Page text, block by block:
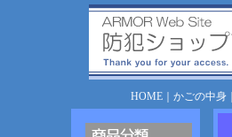
HOME｜ かごの中身｜